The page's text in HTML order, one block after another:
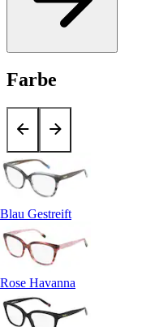
Farbe
Blau Gestreift
Rose Havanna